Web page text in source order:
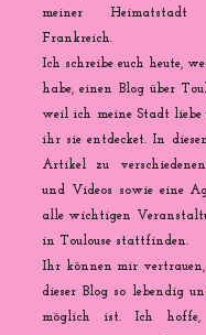
meiner
Frankreich.
Ich schreibe euch heute,
habe, einen Blog über
weil ich meine Stadt liebe
ihr sie entdecket. In
Artikel zu
und Videos sowie eine
alle wichtigen
in Toulouse stattfinden.
Ihr können mir vertrauen,
dieser Blog so lebendig
möglich ist. Ich